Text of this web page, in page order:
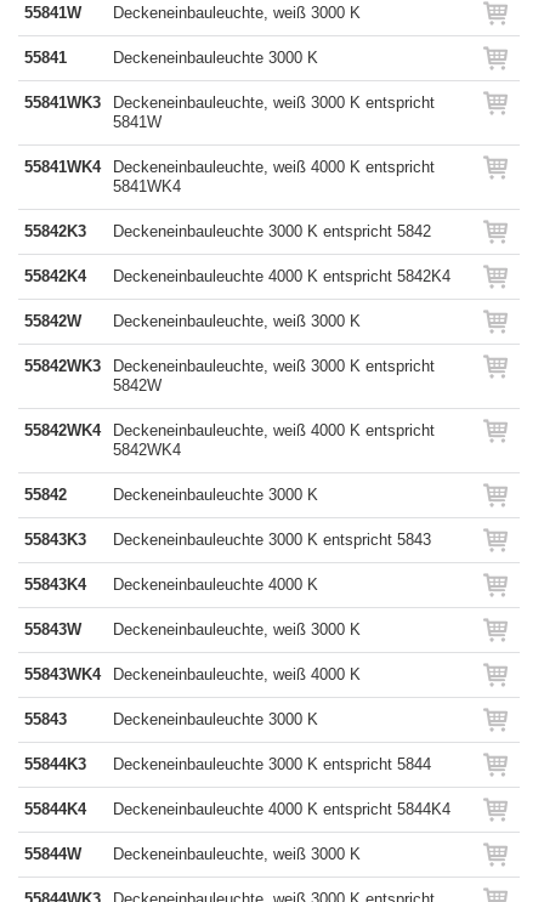
55841W Deckeneinbauleuchte, weiß 3000 K
55841 Deckeneinbauleuchte 3000 K
55841WK3
Deckeneinbauleuchte, weiß 3000 K entspricht
5841W
55841WK4
Deckeneinbauleuchte, weiß 4000 K entspricht
5841WK4
55842K3 Deckeneinbauleuchte 3000 K entspricht 5842
55842K4 Deckeneinbauleuchte 4000 K entspricht 5842K4
55842W Deckeneinbauleuchte, weiß 3000 K
55842WK3
Deckeneinbauleuchte, weiß 3000 K entspricht
5842W
55842WK4
Deckeneinbauleuchte, weiß 4000 K entspricht
5842WK4
55842 Deckeneinbauleuchte 3000 K
55843K3 Deckeneinbauleuchte 3000 K entspricht 5843
55843K4 Deckeneinbauleuchte 4000 K
55843W Deckeneinbauleuchte, weiß 3000 K
55843WK4 Deckeneinbauleuchte, weiß 4000 K
55843 Deckeneinbauleuchte 3000 K
55844K3 Deckeneinbauleuchte 3000 K entspricht 5844
55844K4 Deckeneinbauleuchte 4000 K entspricht 5844K4
55844W Deckeneinbauleuchte, weiß 3000 K